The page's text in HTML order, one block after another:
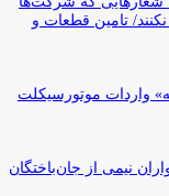
تامین قطعات و
واردات موتورسیکلت
نیمی از جان‌باختگان